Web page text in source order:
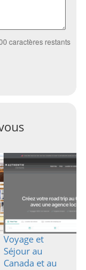
caractères restants
Voyage et
Séjour au
Canada et au